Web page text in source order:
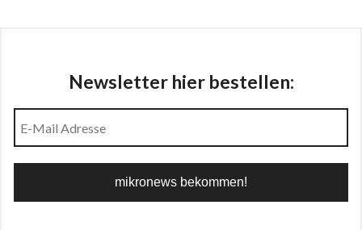
Newsletter hier bestellen: